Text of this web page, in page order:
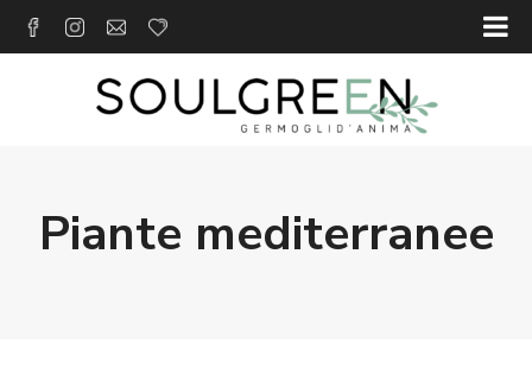
Piante mediterranee